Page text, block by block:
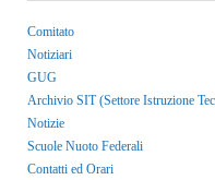
Comitato
Notiziari
GUG
Archivio SIT (Settore Istruzione
Notizie
Scuole Nuoto Federali
Contatti ed Orari